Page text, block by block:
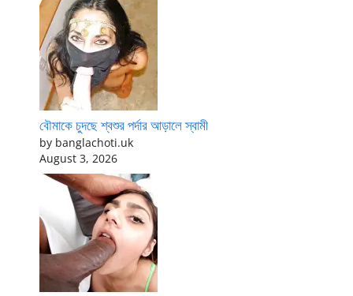
বৌমাকে চুদছে শ্বশুর পর্দার আড়ালে স্বামী
by banglachoti.uk
August 3, 2026